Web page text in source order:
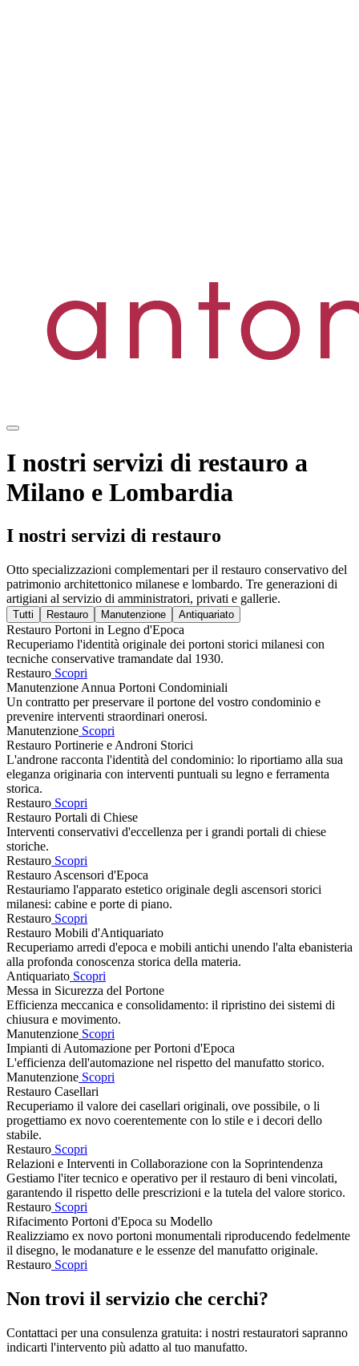
I nostri servizi di restauro a
Milano e Lombardia
I nostri servizi di restauro
Otto specializzazioni complementari per il restauro conservativo del
patrimonio architettonico milanese e lombardo. Tre generazioni di
artigiani al servizio di amministratori, privati e gallerie.
Tutti Restauro Manutenzione Antiquariato
Restauro Portoni in Legno d'Epoca
Recuperiamo l'identità originale dei portoni storici milanesi con
tecniche conservative tramandate dal 1930.
Restauro Scopri
Manutenzione Annua Portoni Condominiali
Un contratto per preservare il portone del vostro condominio e
prevenire interventi straordinari onerosi.
Manutenzione Scopri
Restauro Portinerie e Androni Storici
L'androne racconta l'identità del condominio: lo riportiamo alla sua
eleganza originaria con interventi puntuali su legno e ferramenta
storica.
Restauro Scopri
Restauro Portali di Chiese
Interventi conservativi d'eccellenza per i grandi portali di chiese
storiche.
Restauro Scopri
Restauro Ascensori d'Epoca
Restauriamo l'apparato estetico originale degli ascensori storici
milanesi: cabine e porte di piano.
Restauro Scopri
Restauro Mobili d'Antiquariato
Recuperiamo arredi d'epoca e mobili antichi unendo l'alta ebanisteria
alla profonda conoscenza storica della materia.
Antiquariato Scopri
Messa in Sicurezza del Portone
Efficienza meccanica e consolidamento: il ripristino dei sistemi di
chiusura e movimento.
Manutenzione Scopri
Impianti di Automazione per Portoni d'Epoca
L'efficienza dell'automazione nel rispetto del manufatto storico.
Manutenzione Scopri
Restauro Casellari
Recuperiamo il valore dei casellari originali, ove possibile, o li
progettiamo ex novo coerentemente con lo stile e i decori dello
stabile.
Restauro Scopri
Relazioni e Interventi in Collaborazione con la Soprintendenza
Gestiamo l'iter tecnico e operativo per il restauro di beni vincolati,
garantendo il rispetto delle prescrizioni e la tutela del valore storico.
Restauro Scopri
Rifacimento Portoni d'Epoca su Modello
Realizziamo ex novo portoni monumentali riproducendo fedelmente
il disegno, le modanature e le essenze del manufatto originale.
Restauro Scopri
Non trovi il servizio che cerchi?
Contattaci per una consulenza gratuita: i nostri restauratori sapranno
indicarti l'intervento più adatto al tuo manufatto.